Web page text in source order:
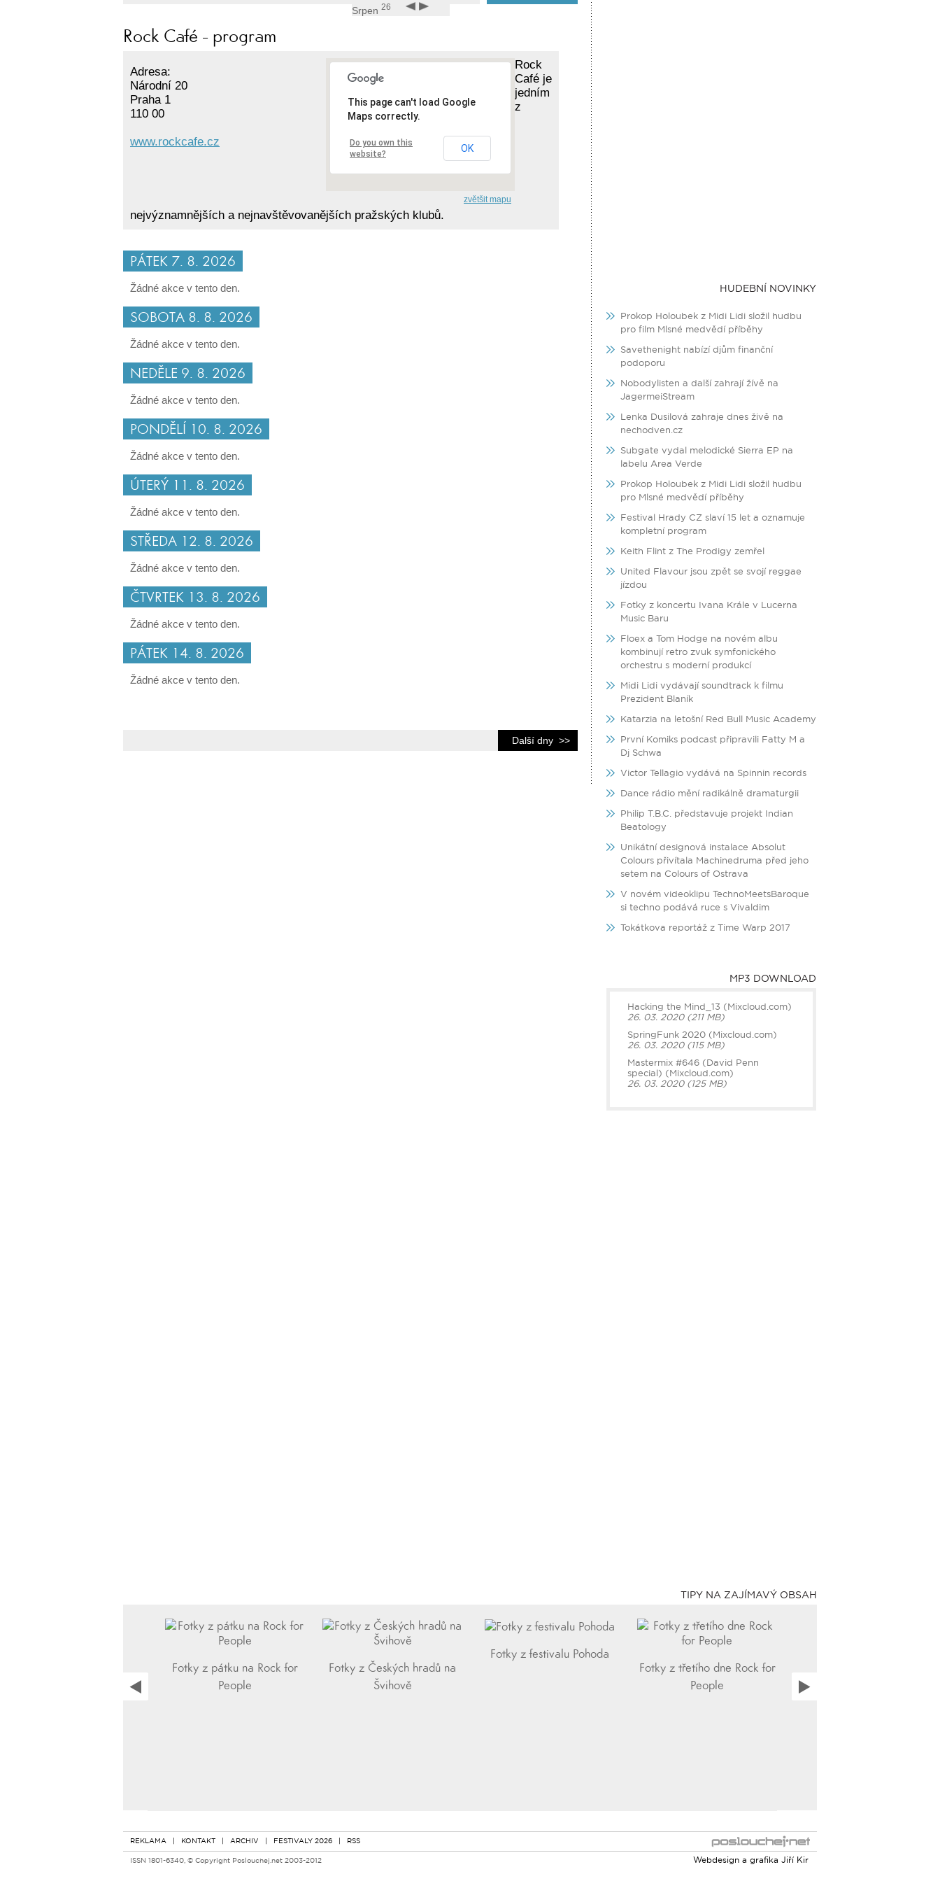
Srpen 26
Rock Café - program
Adresa:
Národní 20
Praha 1
110 00
www.rockcafe.cz
This page can't load Google
Maps correctly.
Do you own this
website?
OK
zvětšit mapu
Rock
Café je
jedním
z
nejvýznamnějších a nejnavštěvovanějších pražských klubů.
PÁTEK 7. 8. 2026
Žádné akce v tento den.
SOBOTA 8. 8. 2026
Žádné akce v tento den.
NEDĚLE 9. 8. 2026
Žádné akce v tento den.
PONDĚLÍ 10. 8. 2026
Žádné akce v tento den.
ÚTERÝ 11. 8. 2026
Žádné akce v tento den.
STŘEDA 12. 8. 2026
Žádné akce v tento den.
ČTVRTEK 13. 8. 2026
Žádné akce v tento den.
PÁTEK 14. 8. 2026
Žádné akce v tento den.
Další dny >>
HUDEBNÍ NOVINKY
Prokop Holoubek z Midi Lidi složil hudbu
pro film Mlsné medvědí příběhy
Savethenight nabízí djům finanční
podoporu
Nobodylisten a další zahrají žívě na
JagermeiStream
Lenka Dusilová zahraje dnes živě na
nechodven.cz
Subgate vydal melodické Sierra EP na
labelu Area Verde
Prokop Holoubek z Midi Lidi složil hudbu
pro Mlsné medvědí příběhy
Festival Hrady CZ slaví 15 let a oznamuje
kompletní program
Keith Flint z The Prodigy zemřel
United Flavour jsou zpět se svojí reggae
jízdou
Fotky z koncertu Ivana Krále v Lucerna
Music Baru
Floex a Tom Hodge na novém albu
kombinují retro zvuk symfonického
orchestru s moderní produkcí
Midi Lidi vydávají soundtrack k filmu
Prezident Blaník
Katarzia na letošní Red Bull Music Academy
První Komiks podcast připravili Fatty M a
Dj Schwa
Victor Tellagio vydává na Spinnin records
Dance rádio mění radikálně dramaturgii
Philip T.B.C. představuje projekt Indian
Beatology
Unikátní designová instalace Absolut
Colours přivítala Machinedruma před jeho
setem na Colours of Ostrava
V novém videoklipu TechnoMeetsBaroque
si techno podává ruce s Vivaldim
Tokátkova reportáž z Time Warp 2017
MP3 DOWNLOAD
Hacking the Mind_13 (Mixcloud.com)
26. 03. 2020 (211 MB)
SpringFunk 2020 (Mixcloud.com)
26. 03. 2020 (115 MB)
Mastermix #646 (David Penn
special) (Mixcloud.com)
26. 03. 2020 (125 MB)
TIPY NA ZAJÍMAVÝ OBSAH
Fotky z pátku na Rock for
People
Fotky z Českých hradů na
Švihově
Fotky z festivalu Pohoda
Fotky z třetího dne Rock for
People
REKLAMA | KONTAKT | ARCHIV | FESTIVALY 2026 | RSS
ISSN 1801-6340, © Copyright Poslouchej.net 2003-2012
Webdesign a grafika Jiří Kir